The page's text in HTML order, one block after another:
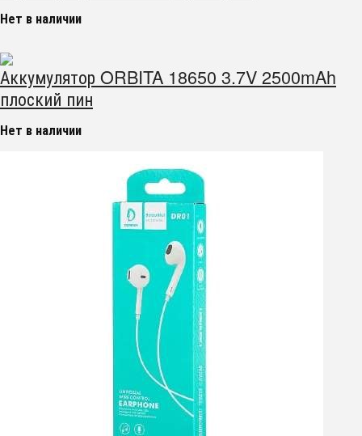
Нет в наличии
Аккумулятор ORBITA 18650 3.7V 2500mAh
плоский пин
Нет в наличии